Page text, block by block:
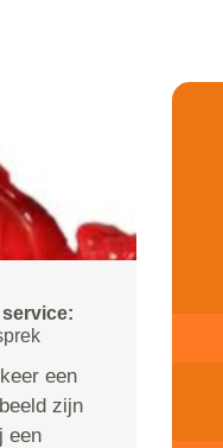
een
zijn
een